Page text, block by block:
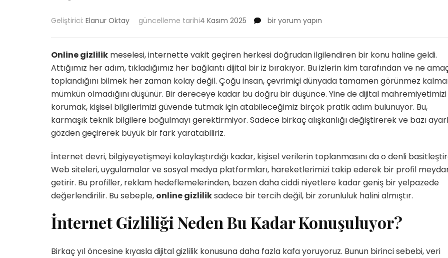
Geliştirici: Elanur Oktay güncelleme tarihi4 Kasım 2025
Online
Basit
Yolları
için
bir yorum yapın
Online gizlilik meselesi, internette vakit geçiren herkesi doğrudan ilgilendiren bir konu haline geldi.
Attığımız her adım, tıkladığımız her bağlantı dijital bir iz bırakıyor. Bu izlerin kim tarafından ve ne
toplandığını bilmek her zaman kolay değil. Çoğu insan, çevrimiçi dünyada tamamen görünmez
mümkün olmadığını düşünür. Bir dereceye kadar bu doğru bir düşünce. Yine de dijital mahremiyetimizi
korumak, kişisel bilgilerimizi güvende tutmak için atabileceğimiz birçok pratik adım bulunuyor. Bu,
karmaşık teknik bilgilere boğulmayı gerektirmiyor. Sadece birkaç alışkanlığı değiştirerek ve bazı
gözden geçirerek büyük bir fark yaratabiliriz.
İnternet devri, bilgiyeyetişmeyi kolaylaştırdığı kadar, kişisel verilerin toplanmasını da o denli
Web siteleri, uygulamalar ve sosyal medya platformları, hareketlerimizi takip ederek bir profil
getirir. Bu profiller, reklam hedeflemelerinden, bazen daha ciddi niyetlere kadar geniş bir yelpazede
değerlendirilir. Bu sebeple, online gizliliksadece bir tercih değil, bir zorunluluk halini almıştır.
İnternet Gizliliği Neden Bu Kadar Konuşuluyor?
Birkaç yıl öncesine kıyasla dijital gizlilik konusuna daha fazla kafa yoruyoruz. Bunun birinci sebebi, veri